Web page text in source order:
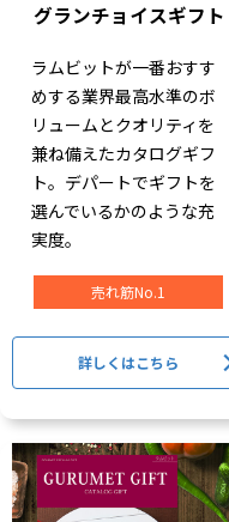
グランチョイスギフト
ラムビットが一番おすす
めする業界最高水準のボ
リュームとクオリティを
兼ね備えたカタログギフ
ト。デパートでギフトを
選んでいるかのような充
実度。
売れ筋No.1
詳しくはこちら